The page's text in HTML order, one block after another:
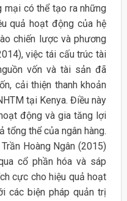
mại có thể tạo ra những
quả hoạt động của hệ
chiến lược và phương
việc tái cấu trúc tài
vốn và tài sản đã
cải thiện thanh khoản
tại Kenya. Điều này
động và gia tăng lợi
tổng thể của ngân hàng.
Hoàng Ngân (2015)
cổ phần hóa và sáp
cực cho hiệu quả hoạt
các biện pháp quản trị